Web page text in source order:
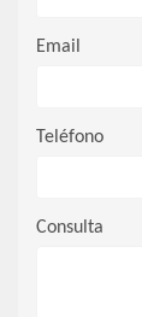
Email
Teléfono
Consulta